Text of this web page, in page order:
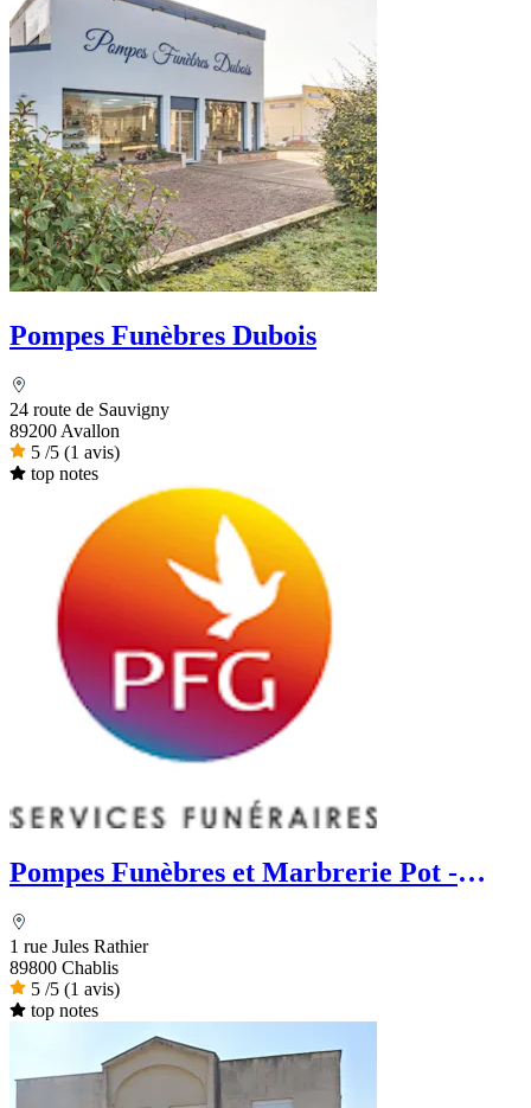
Pompes Funèbres Dubois
24 route de Sauvigny
89200 Avallon
5 /5 (1 avis)
top notes
Pompes Funèbres et Marbrerie Pot -
1 rue Jules Rathier
89800 Chablis
5 /5 (1 avis)
top notes